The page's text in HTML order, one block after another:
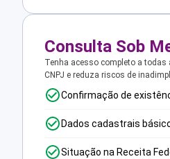
Consulta Sob
Tenha acesso completo a
CNPJ e reduza riscos de
Confirmação de
Dados cadastrais
Situação na Receita